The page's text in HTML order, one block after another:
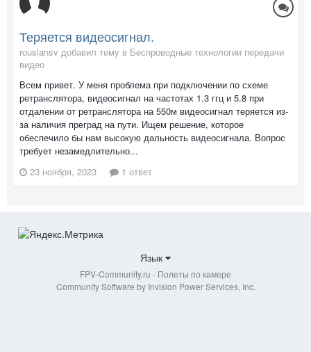
Теряется видеосигнал.
rouslansv добавил тему в Беспроводные технологии передачи
видео
Всем привет. У меня проблема при подключении по схеме
ретранслятора, видеосигнал на частотах 1.3 ггц и 5.8 при
отдалении от ретранслятора на 550м видеосигнал теряется из-
за наличия преград на пути. Ищем решение, которое
обеспечило бы нам высокую дальность видеосигнала. Вопрос
требует незамедлительно...
23 ноября, 2023
1 ответ
Язык
FPV-Community.ru - Полеты по камере
Community Software by Invision Power Services, Inc.